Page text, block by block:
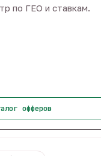
по ГЕО и ставкам.
офферов